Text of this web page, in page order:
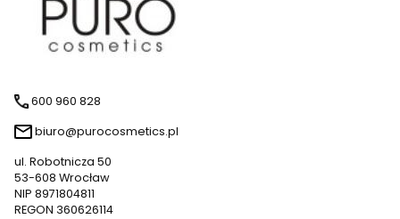
600 960 828
biuro@purocosmetics.pl
ul. Robotnicza 50
53-608 Wrocław
NIP 8971804811
REGON 360626114